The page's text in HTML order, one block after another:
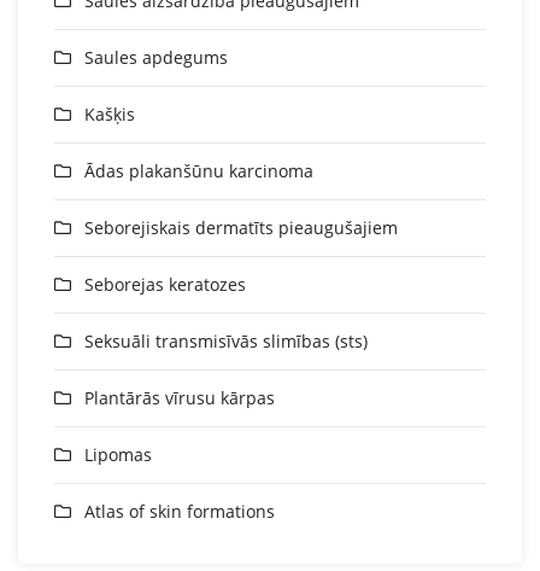
Saules apdegums
Kašķis
Ādas plakanšūnu karcinoma
Seborejiskais dermatīts pieaugušajiem
Seborejas keratozes
Seksuāli transmisīvās slimības (sts)
Plantārās vīrusu kārpas
Lipomas
Atlas of skin formations